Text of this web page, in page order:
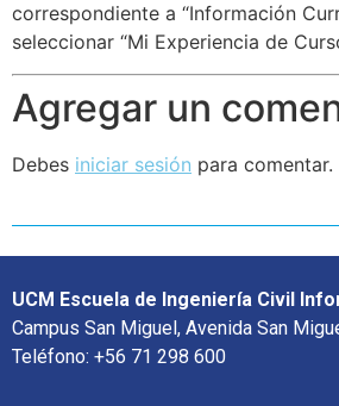
correspondiente a “Información
seleccionar “Mi Experiencia de
Agregar un
Debes iniciar sesión para comentar.
UCM Escuela de Ingeniería Civil
Campus San Miguel, Avenida San
Teléfono: +56 71 298 600